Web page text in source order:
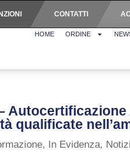
CONTATTI
HOME ORDINE
qualificate
, In Evidenza,